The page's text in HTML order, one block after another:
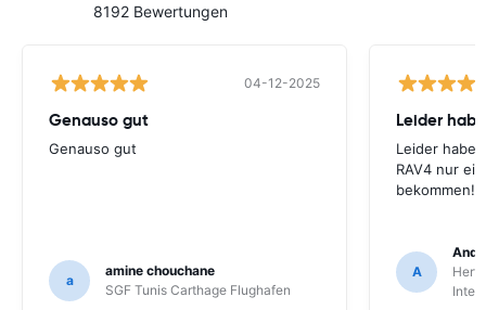
8192 Bewertungen
04-12-2025
Genauso gut
Genauso gut
a
amine chouchane
SGF Tunis Carthage Flughafen
Leider
Leider
RAV4 nur
bekommen!
A